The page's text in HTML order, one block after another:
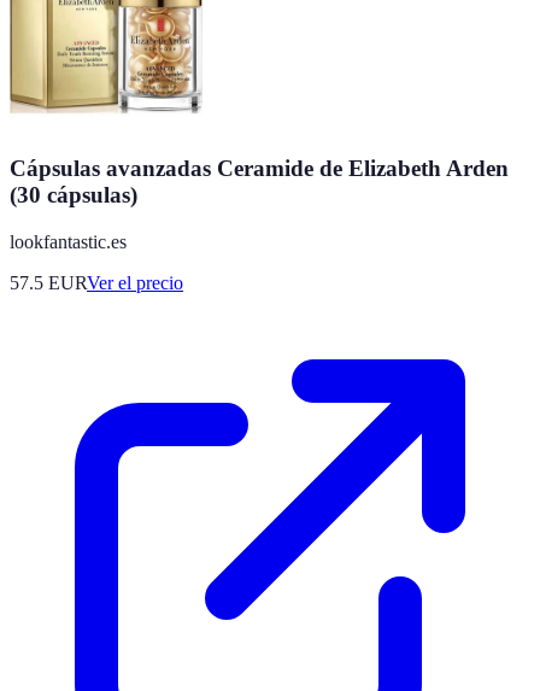
Cápsulas avanzadas Ceramide de Elizabeth Arden
(30 cápsulas)
lookfantastic.es
57.5 EURVer el precio